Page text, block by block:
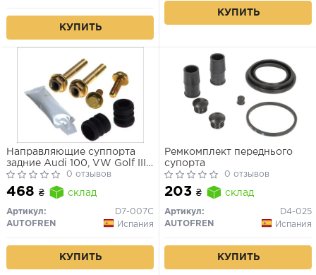
КУПИТЬ
КУПИТЬ
Направляющие суппорта
задние Audi 100, VW Golf III,
Mercedes W2020 отзывов
468 ₴ склад
Артикул:
D7-007C
AUTOFREN
Испания
КУПИТЬ
Ремкомплект переднього
супорта
0 отзывов
203 ₴ склад
Артикул:
D4-025
AUTOFREN
Испания
КУПИТЬ